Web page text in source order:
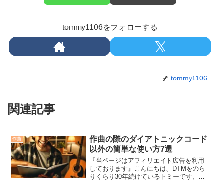
tommy1106をフォローする
tommy1106
関連記事
作曲
作曲の際のダイアトニックコード
以外の簡単な使い方7選
『当ページはアフィリエイト広告を利用
しております』こんにちは、DTMをのら
りくらり30年続けているトミーです。作